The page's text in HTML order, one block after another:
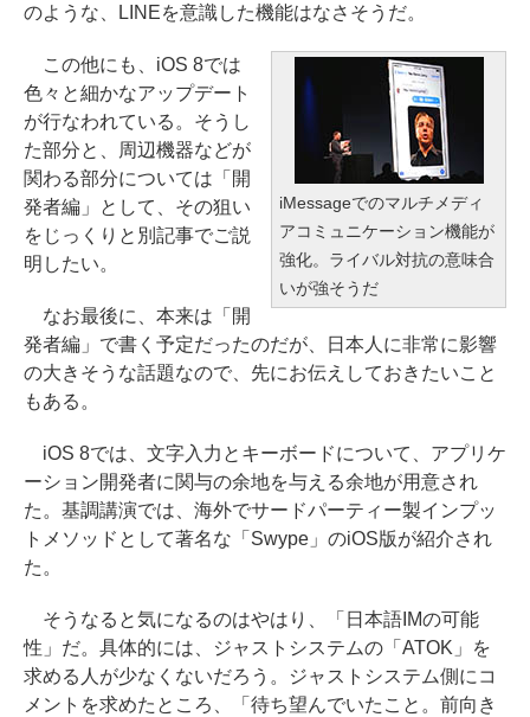
のような、LINEを意識した機能はなさそうだ。
iMessageでのマルチメディ
アコミュニケーション機能が
強化。ライバル対抗の意味合
いが強そうだ
この他にも、iOS 8では
色々と細かなアップデート
が行なわれている。そうし
た部分と、周辺機器などが
関わる部分については「開
発者編」として、その狙い
をじっくりと別記事でご説
明したい。
なお最後に、本来は「開
発者編」で書く予定だったのだが、日本人に非常に影響
の大きそうな話題なので、先にお伝えしておきたいこと
もある。
iOS 8では、文字入力とキーボードについて、アプリケ
ーション開発者に関与の余地を与える余地が用意され
た。基調講演では、海外でサードパーティー製インプッ
トメソッドとして著名な「Swype」のiOS版が紹介され
た。
そうなると気になるのはやはり、「日本語IMの可能
性」だ。具体的には、ジャストシステムの「ATOK」を
求める人が少なくないだろう。ジャストシステム側にコ
メントを求めたところ、「待ち望んでいたこと。前向き